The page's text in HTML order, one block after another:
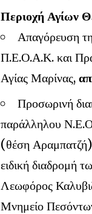
Περιοχή Αγίων
Απαγόρευση
Π.Ε.Ο.Α.Κ. και
Αγίας Μαρίνας,
Προσωρινή
παράλληλου
(θέση
ειδική διαδρομή
Λεωφόρος
Μνημείο